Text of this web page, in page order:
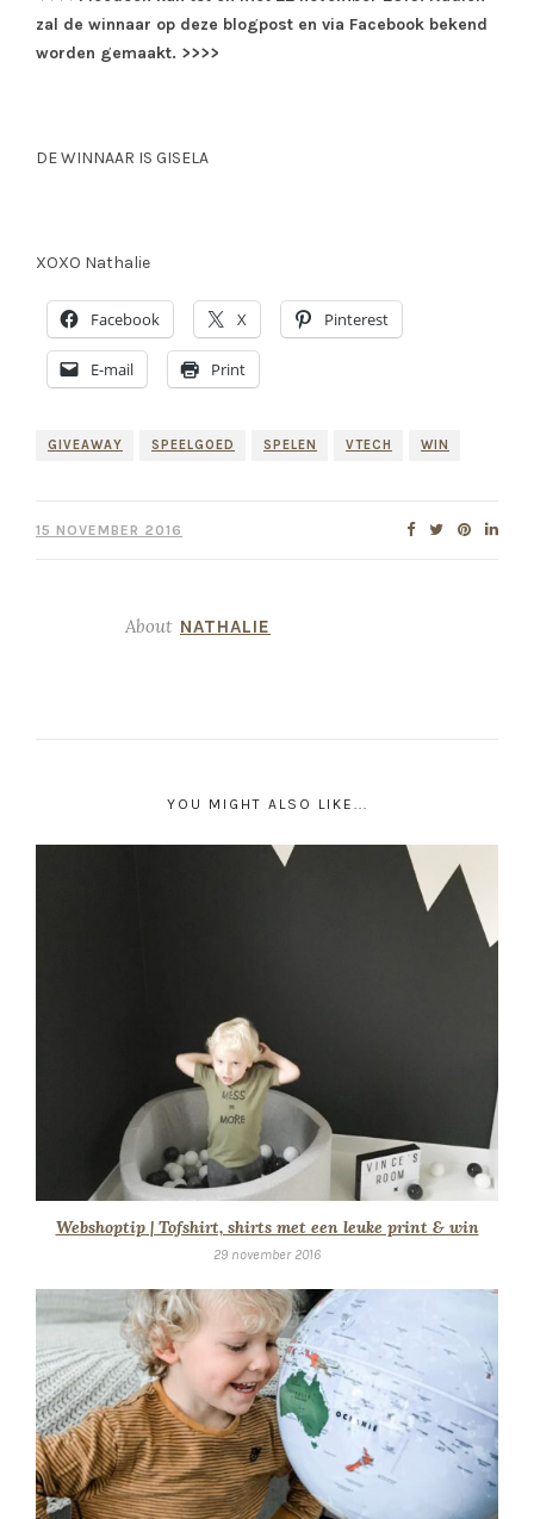
zal de winnaar op deze blogpost en via Facebook bekend
worden gemaakt. >>>>
DE WINNAAR IS GISELA
XOXO Nathalie
Facebook X Pinterest
E-mail Print
GIVEAWAY SPEELGOED SPELEN VTECH WIN
15 NOVEMBER 2016
About NATHALIE
YOU MIGHT ALSO LIKE...
Webshoptip | Tofshirt, shirts met een leuke print & win
29 november 2016